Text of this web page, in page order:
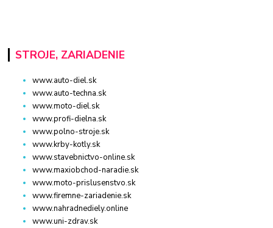
STROJE, ZARIADENIE
www.auto-diel.sk
www.auto-techna.sk
www.moto-diel.sk
www.profi-dielna.sk
www.polno-stroje.sk
www.krby-kotly.sk
www.stavebnictvo-online.sk
www.maxiobchod-naradie.sk
www.moto-prislusenstvo.sk
www.firemne-zariadenie.sk
www.nahradnediely.online
www.uni-zdrav.sk